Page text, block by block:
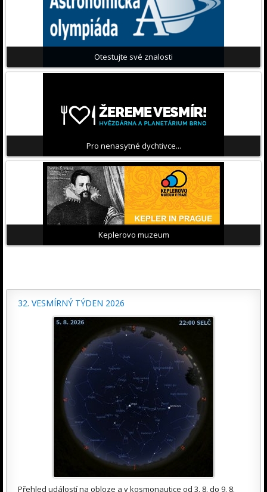
Otestujte své znalosti
Pro nenasytné dychtivce...
Keplerovo muzeum
32. VESMÍRNÝ TÝDEN 2026
Přehled událostí na obloze a v kosmonautice od 3. 8. do 9. 8.